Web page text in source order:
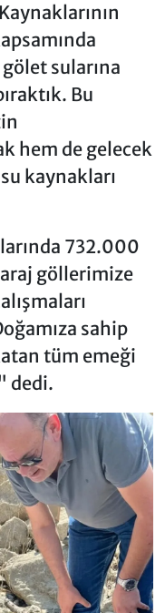
sularına
Bu
hem de gelecek
kaynakları
732.000
göllerimize
sahip
tüm emeği
dedi.